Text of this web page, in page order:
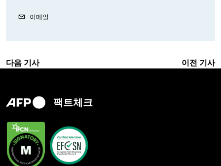
이메일
다음 기사 이전 기사
팩트체크